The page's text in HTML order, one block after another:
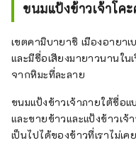
ขนมแป้งข้าวเจ้าโค
เขตคามิบายาชิ เมืองอายา
และมีชื่อเสียงมายาวนานใ
จากหิมะที่ละลาย
ขนมแป้งข้าวเจ้าภายใต้ชื่อ
และขายข้าวและแป้งข้าวเ
เป็นไปได้ของข้าวที่เราไม่เค